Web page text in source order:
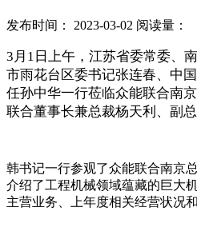
发布时间： 2023-03-02 阅读量：
3月1日上午，江苏省委常委、
市雨花台区委书记张连春、中
任孙中华一行莅临众能联合南
联合董事长兼总裁杨天利、副
韩书记一行参观了众能联合南京
介绍了工程机械领域蕴藏的巨大
主营业务、上年度相关经营状况